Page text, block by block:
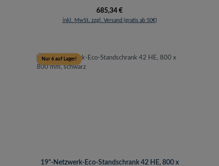
Regulärer Preis:
685,34 €
inkl. MwSt. zzgl. Versand (gratis ab 50€)
Nur 6 auf Lager!
19"-Netzwerk-Eco-Standschrank 42 HE, 800 x